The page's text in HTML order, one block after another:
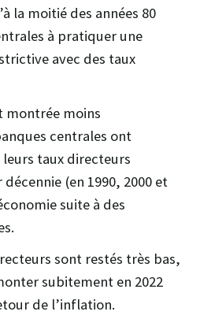
la moitié des années 80
à pratiquer une
avec des taux
montrée moins
centrales ont
taux directeurs
(en 1990, 2000 et
suite à des
sont restés très bas,
subitement en 2022
de l’inflation.